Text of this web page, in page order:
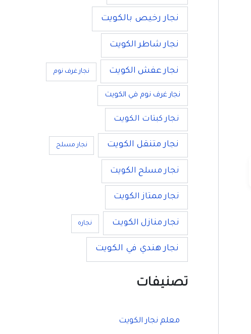
نجار رخيص بالكويت
نجار شاطر الكويت
نجار عفش الكويت نجار غرف نوم
نجار غرف نوم في الكويت
نجار كبتات الكويت
نجار متنقل الكويت نجار مسلح
نجار مسلح الكويت
نجار ممتاز الكويت
نجار منازل الكويت نجاره
نجار هندي في الكويت
تصنيفات
معلم نجار الكويت